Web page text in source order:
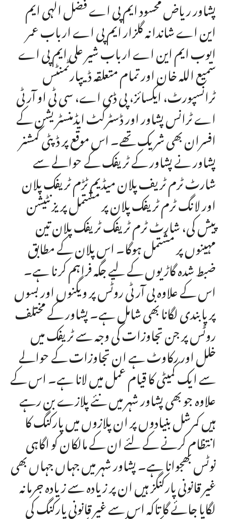
پشاور ریاض محسود ایم پی اے فضل الٰہی ایم
این اے شاندانہ گلزار ایم پی اے ارباب عمر
ایوب ایم این اے ارباب شیر علی ایم پی اے
سمیع اللہ خان اور تمام متعلقہ ڈیپارٹمنٹس
ٹرانسپورٹ، ایکسائز، پی ڈی اے، سی ٹی او آر ٹی
اے ٹرانس پشاور اور ڈسٹرکٹ ایڈمنسٹریشن کے
افسران بھی شریک تھے۔ اس موقع پر ڈپٹی کمشنر
پشاور نے پشاور کے ٹریفک کے حوالے سے
شارٹ ٹرم ٹریف پلان میڈیم ٹڑم ٹریفک پلان
اور لانگ ٹرم ٹریفک پلان پر مشتمل پریزنٹیشن
پیش کی، شارٹ ٹرم ٹریفک ٹریفک پلان تین
مہینوں پر مشتمل ہوگا۔ اس پلان کے مطابق
ضبط شدہ گاڑیوں کے لیے جگہ فراہم کرنا ہے۔
اس کے علاوہ بی آر ٹی روٹس پر ویگنوں اور بسوں
پر پابندی لگانا بھی شامل ہے۔ پشاور کے مختلف
روٹس پر جن تجاوزات کی وجہ سے ٹریفک میں
خلل اور رکاوٹ ہے ان تجاوزات کے حوالے
سے ایک کمیٹی کا قیام عمل میں لانا ہے۔ اس کے
علاوہ جو بھی پشاور شہر میں نئے پلازے بن رہے
ہیں کمرشل بنیادوں پر ان پلازوں میں پارکنگ کا
انتظام کرنے کے لئے ان کے مالکان کو اگاہی
نوٹس بھجوانا ہے۔ پشاور شہر میں جہاں جہاں بھی
غیر قانونی پارکنگز ہیں ان پر زیادہ سے زیادہ جرمانہ
لگایا جائے گا تاکہ اس سے غیر قانونی پارکنگ کی